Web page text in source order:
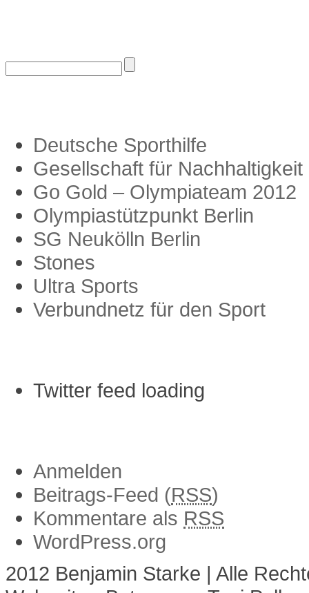
Deutsche Sporthilfe
Gesellschaft für Nachhaltigkeit
Go Gold – Olympiateam 2012
Olympiastützpunkt Berlin
SG Neukölln Berlin
Stones
Ultra Sports
Verbundnetz für den Sport
Twitter feed loading
Anmelden
Beitrags-Feed (RSS)
Kommentare als RSS
WordPress.org
2012 Benjamin Starke | Alle